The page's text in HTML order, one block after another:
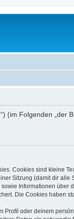
(im Folgenden
Cookies sind kleine
Sitzung (damit dir
Informationen
Die Cookies haben
oder deinem